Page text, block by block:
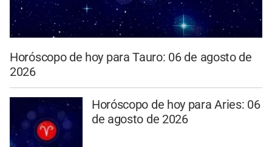
Horóscopo de hoy para Tauro: 06 de agosto de
2026
Horóscopo de hoy para Aries: 06
de agosto de 2026